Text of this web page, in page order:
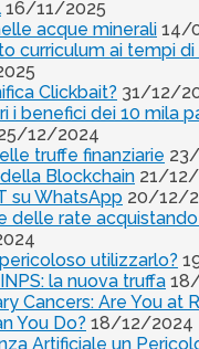
16/11/2025
acque minerali 14/
curriculum ai tempi di
Clickbait? 31/12/
i benefici dei 10 mila
12/2024
truffe finanziarie
Blockchain 21/
su WhatsApp 20/12/
delle rate acquistando
utilizzarlo?
la nuova truffa
Cancers: Are You at
You Do? 18/12/2024
Artificiale un